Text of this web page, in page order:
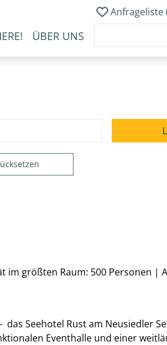
Anfrageliste
ÜBER UNS
im größten Raum: 500 Personen |
Seehotel Rust am Neusiedler
Eventhalle und einer